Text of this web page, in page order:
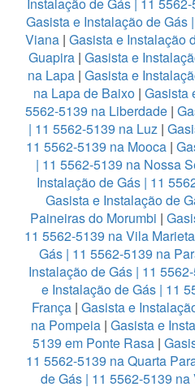
Instalação de Gás | 11
Gasista e Instalação de Gás
Viana | Gasista e Instalação
Guapira| Gasista e
na Lapa | Gasista e
na Lapa de Baixo | Gasista
5562-5139 na Liberdade |
| 11 5562-5139 na Luz |
11 5562-5139 na Mooca |
| 11 5562-5139 na Nossa
Instalação de Gás | 11
Gasista e Instalação de
Paineiras do Morumbi |
11 5562-5139 na Vila Marieta
Gás | 11 5562-5139 na
Instalação de Gás | 11
e Instalação de Gás | 11
França | Gasista e
na Pompeia | Gasista e
5139 em Ponte Rasa|
11 5562-5139 na Quarta
de Gás | 11 5562-5139